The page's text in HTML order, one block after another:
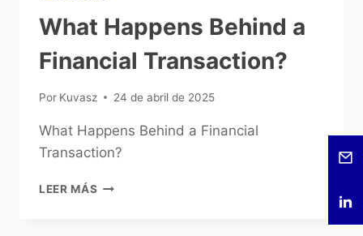
What Happens Behind a
Financial Transaction?
Por Kuvasz 24 de abril de 2025
What Happens Behind a Financial
Transaction?
LEER MÁS